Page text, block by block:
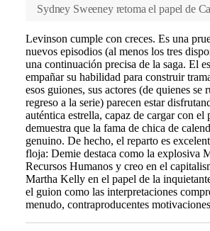
Sydney Sweeney retoma el papel de
Levinson cumple con creces. Es una
nuevos episodios (al menos los tres
una continuación precisa de la saga. El
empañar su habilidad para construir
esos guiones, sus actores (de quienes
regreso a la serie) parecen estar
auténtica estrella, capaz de cargar con
demuestra que la fama de chica de
genuino. De hecho, el reparto es
floja: Demie destaca como la explosiva
Recursos Humanos y creo en el
Martha Kelly en el papel de la
el guion como las interpretaciones
menudo, contraproducentes